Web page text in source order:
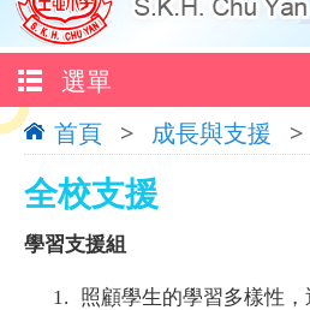
選單
首頁 > 成長與支援 >
全校支援
學習支援組
1.
照顧學生的學習多樣性